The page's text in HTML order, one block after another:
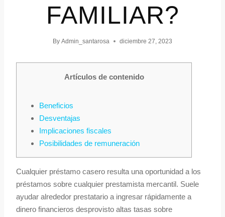
FAMILIAR?
By Admin_santarosa diciembre 27, 2023
Artículos de contenido
Beneficios
Desventajas
Implicaciones fiscales
Posibilidades de remuneración
Cualquier préstamo casero resulta una oportunidad a los
préstamos sobre cualquier prestamista mercantil. Suele
ayudar alrededor prestatario a ingresar rápidamente a
dinero financieros desprovisto altas tasas sobre